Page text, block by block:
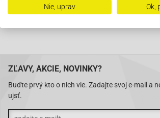
Skladom 11288 položiek
ZĽAVY, AKCIE, NOVINKY?
Buďte prvý kto o nich vie. Zadajte svoj e-mail a
ujsť.
Nie, uprav Ok,